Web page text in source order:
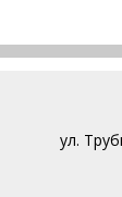
ул.